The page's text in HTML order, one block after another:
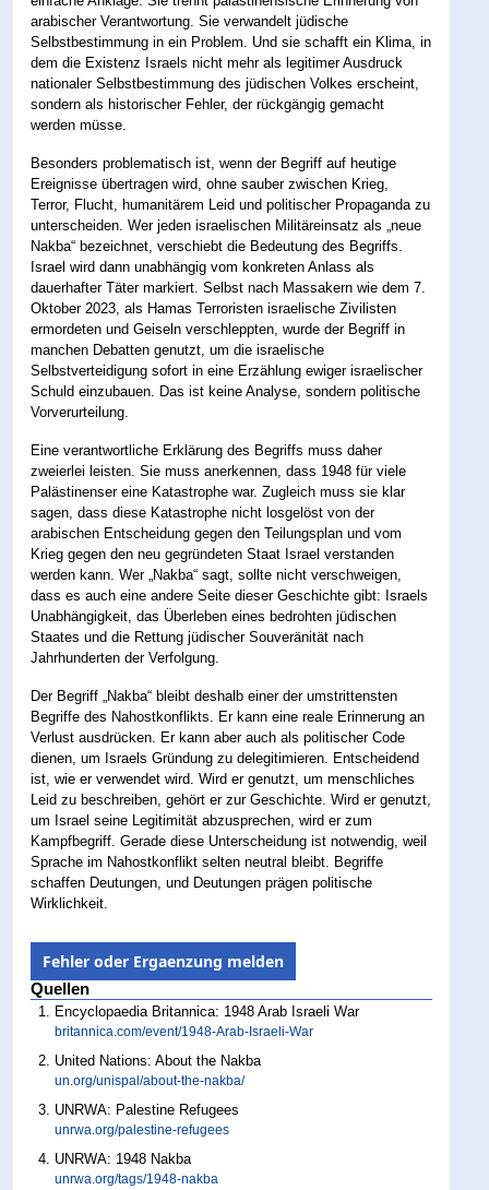
arabischer Verantwortung. Sie verwandelt jüdische
Selbstbestimmung in ein Problem. Und sie schafft ein Klima, in
dem die Existenz Israels nicht mehr als legitimer Ausdruck
nationaler Selbstbestimmung des jüdischen Volkes erscheint,
sondern als historischer Fehler, der rückgängig gemacht
werden müsse.
Besonders problematisch ist, wenn der Begriff auf heutige
Ereignisse übertragen wird, ohne sauber zwischen Krieg,
Terror, Flucht, humanitärem Leid und politischer Propaganda zu
unterscheiden. Wer jeden israelischen Militäreinsatz als „neue
Nakba“ bezeichnet, verschiebt die Bedeutung des Begriffs.
Israel wird dann unabhängig vom konkreten Anlass als
dauerhafter Täter markiert. Selbst nach Massakern wie dem 7.
Oktober 2023, als Hamas Terroristen israelische Zivilisten
ermordeten und Geiseln verschleppten, wurde der Begriff in
manchen Debatten genutzt, um die israelische
Selbstverteidigung sofort in eine Erzählung ewiger israelischer
Schuld einzubauen. Das ist keine Analyse, sondern politische
Vorverurteilung.
Eine verantwortliche Erklärung des Begriffs muss daher
zweierlei leisten. Sie muss anerkennen, dass 1948 für viele
Palästinenser eine Katastrophe war. Zugleich muss sie klar
sagen, dass diese Katastrophe nicht losgelöst von der
arabischen Entscheidung gegen den Teilungsplan und vom
Krieg gegen den neu gegründeten Staat Israel verstanden
werden kann. Wer „Nakba“ sagt, sollte nicht verschweigen,
dass es auch eine andere Seite dieser Geschichte gibt: Israels
Unabhängigkeit, das Überleben eines bedrohten jüdischen
Staates und die Rettung jüdischer Souveränität nach
Jahrhunderten der Verfolgung.
Der Begriff „Nakba“ bleibt deshalb einer der umstrittensten
Begriffe des Nahostkonflikts. Er kann eine reale Erinnerung an
Verlust ausdrücken. Er kann aber auch als politischer Code
dienen, um Israels Gründung zu delegitimieren. Entscheidend
ist, wie er verwendet wird. Wird er genutzt, um menschliches
Leid zu beschreiben, gehört er zur Geschichte. Wird er genutzt,
um Israel seine Legitimität abzusprechen, wird er zum
Kampfbegriff. Gerade diese Unterscheidung ist notwendig, weil
Sprache im Nahostkonflikt selten neutral bleibt. Begriffe
schaffen Deutungen, und Deutungen prägen politische
Wirklichkeit.
Fehler oder Ergaenzung melden
Quellen
Encyclopaedia Britannica: 1948 Arab Israeli War
britannica.com/event/1948-Arab-Israeli-War
United Nations: About the Nakba
un.org/unispal/about-the-nakba/
UNRWA: Palestine Refugees
unrwa.org/palestine-refugees
UNRWA: 1948 Nakba
unrwa.org/tags/1948-nakba